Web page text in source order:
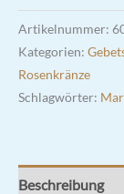
Artikelnummer:
Kategorien:
Rosenkränze
Schlagwörter:
Beschreibung